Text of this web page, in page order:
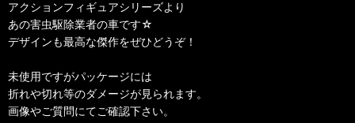
アクションフィギュアシリーズより
あの害虫駆除業者の車です☆
デザインも最高な傑作をぜひどうぞ！
未使用ですがパッケージには
折れや切れ等のダメージが見られます。
画像やご質問にてご確認下さい。